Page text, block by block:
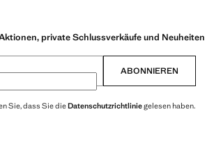
private Schlussverkäufe und Neuheiten
ABONNIEREN
Sie, dass Sie dieDatenschutzrichtliniegelesen haben.